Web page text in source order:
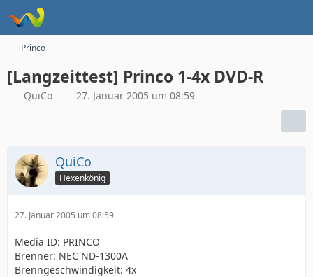
Princo
[Langzeittest] Princo 1-4x DVD-R
QuiCo 27. Januar 2005 um 08:59
QuiCo
Hexenkönig
27. Januar 2005 um 08:59
Media ID: PRINCO
Brenner: NEC ND-1300A
Brenngeschwindigkeit: 4x